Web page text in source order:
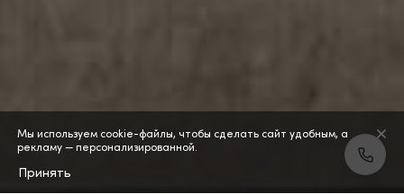
Мы используем cookie-файлы, чтобы сделать сайт удобным, а
рекламу — персонализированной.
Принять